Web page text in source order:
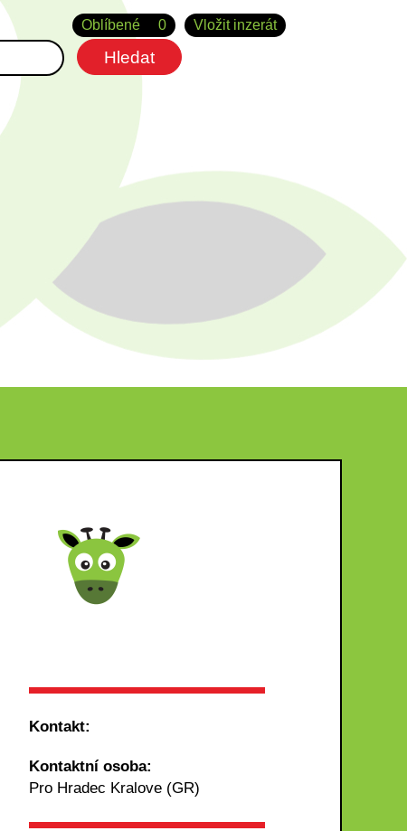
Vložit inzerát
Oblíbené 0
Kontakt:
Kontaktní osoba:
Pro Hradec Kralove (GR)